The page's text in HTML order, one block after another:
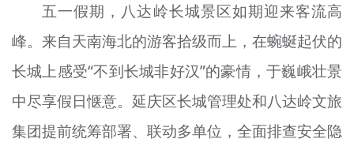
未成年人思想道德建设
榜样人物
+
身边好人
文明评论
五一假期，八达岭长城景区如期迎来客流高
峰。来自天南海北的游客拾级而上，在蜿蜒起伏的
长城上感受“不到长城非好汉”的豪情，于巍峨壮景
中尽享假日惬意。延庆区长城管理处和八达岭文旅
集团提前统筹部署、联动多单位，全面排查安全隐